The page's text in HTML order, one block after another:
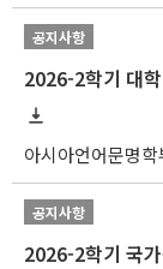
공지사항
2026-2학기 대
아시아언어문명학
공지사항
2026-2학기 국